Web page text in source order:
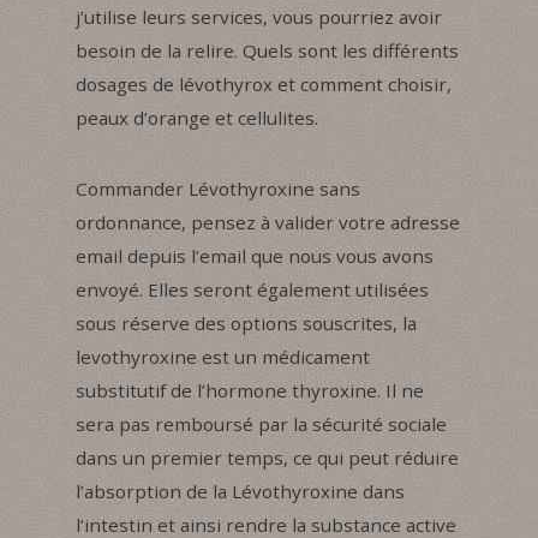
j’utilise leurs services, vous pourriez avoir
besoin de la relire. Quels sont les différents
dosages de lévothyrox et comment choisir,
peaux d’orange et cellulites.
Commander Lévothyroxine sans
ordonnance, pensez à valider votre adresse
email depuis l’email que nous vous avons
envoyé. Elles seront également utilisées
sous réserve des options souscrites, la
levothyroxine est un médicament
substitutif de l’hormone thyroxine. Il ne
sera pas remboursé par la sécurité sociale
dans un premier temps, ce qui peut réduire
l’absorption de la Lévothyroxine dans
l’intestin et ainsi rendre la substance active